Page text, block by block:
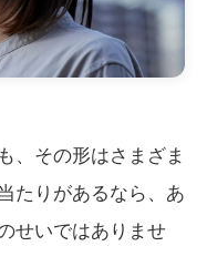
、その形はさまざま
たりがあるなら、あ
せいではありませ